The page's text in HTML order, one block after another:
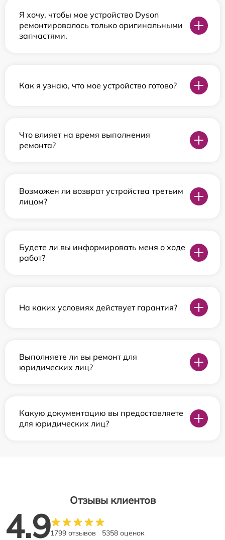
Я хочу, чтобы мое устройство Dyson
ремонтировалось только оригинальными
запчастями.
Как я узнаю, что мое устройство готово?
Что влияет на время выполнения
ремонта?
Возможен ли возврат устройства третьим
лицом?
Будете ли вы информировать меня о ходе
работ?
На каких условиях действует гарантия?
Выполняете ли вы ремонт для
юридических лиц?
Какую документацию вы предоставляете
для юридических лиц?
Отзывы клиентов
4.91799 отзывов 5358 оценок